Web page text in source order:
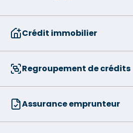
Crédit immobilier
Regroupement de crédits
Assurance emprunteur